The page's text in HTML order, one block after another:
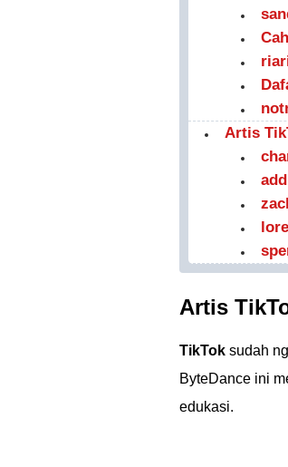
Artis
Artis
TikTok sudah
ByteDance ini
edukasi.